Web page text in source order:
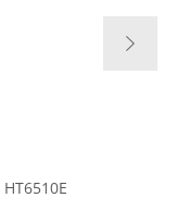
HT6510E